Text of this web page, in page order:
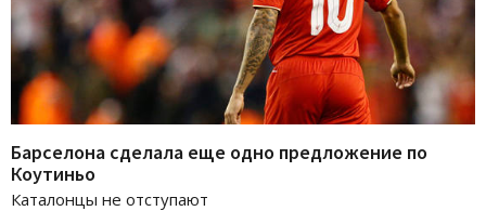
Барселона сделала еще одно предложение по
Коутиньо
Каталонцы не отступают